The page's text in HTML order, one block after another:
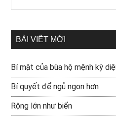
BÀI VIẾT MỚI
Bí mật của bùa hộ mệnh kỳ
Bí quyết để ngủ ngon hơn
Rộng lớn như biển